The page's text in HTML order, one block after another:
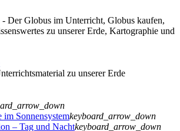
Der Globus im Unterricht, Globus kaufen,
zu unserer Erde, Kartographie und
zu unserer Erde
im Sonnensystemkeyboard_arrow_down
– Tag und Nachtkeyboard_arrow_down